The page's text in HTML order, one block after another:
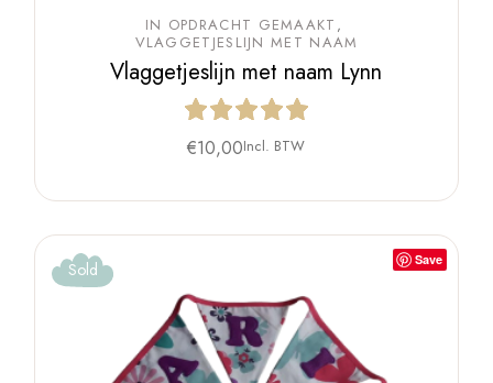
IN OPDRACHT GEMAAKT
VLAGGETJESLIJN MET NAAM
Vlaggetjeslijn met naam Lynn
€10,00Incl. BTW
Save
Sold